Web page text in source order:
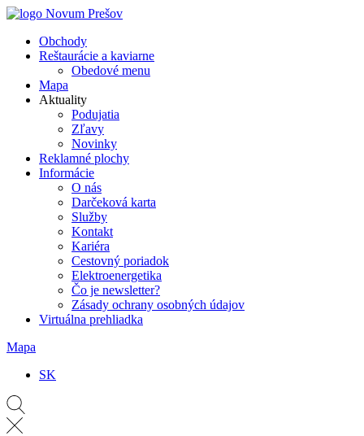
Obchody
Reštaurácie a kaviarne
Obedové menu
Mapa
Aktuality
Podujatia
Zľavy
Novinky
Reklamné plochy
Informácie
O nás
Darčeková karta
Služby
Kontakt
Kariéra
Cestovný poriadok
Elektroenergetika
Čo je newsletter?
Zásady ochrany osobných údajov
Virtuálna prehliadka
Mapa
SK